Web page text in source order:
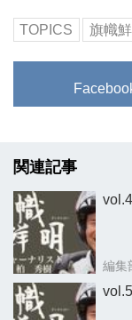
TOPICS 旗幟
関連記事
編集